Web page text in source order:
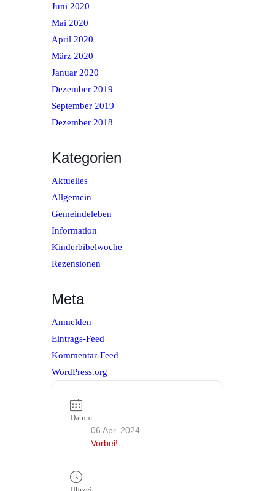
Juni 2020
Mai 2020
April 2020
März 2020
Januar 2020
Dezember 2019
September 2019
Dezember 2018
Kategorien
Aktuelles
Allgemein
Gemeindeleben
Information
Kinderbibelwoche
Rezensionen
Meta
Anmelden
Eintrags-Feed
Kommentar-Feed
WordPress.org
Datum
06 Apr. 2024
Vorbei!